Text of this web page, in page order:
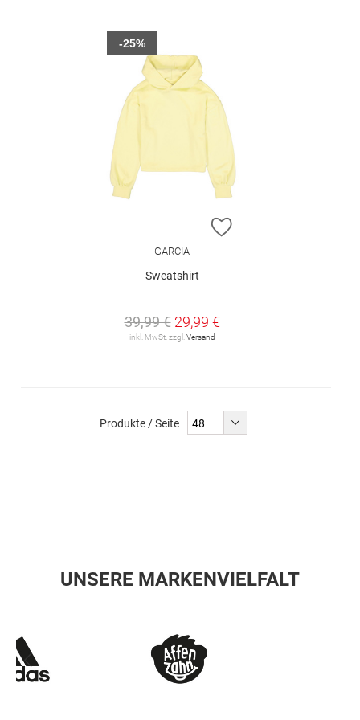
ZUR WUNSCHLISTE
GARCIA
Sweatshirt
39,99 € 29,99 €
inkl. MwSt. zzgl. Versand
-25%
Produkte / Seite
UNSERE MARKENVIELFALT